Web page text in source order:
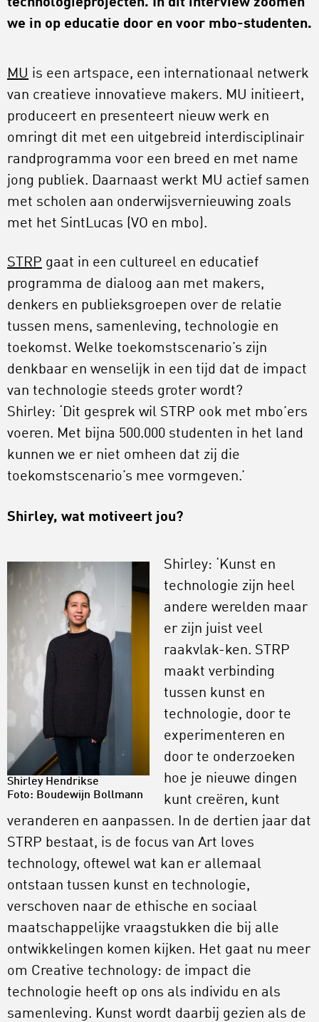
technologieprojecten. In dit interview zoomen
we in op educatie door en voor mbo-studenten.
MU is een artspace, een internationaal netwerk
van creatieve innovatieve makers. MU initieert,
produceert en presenteert nieuw werk en
omringt dit met een uitgebreid interdisciplinair
randprogramma voor een breed en met name
jong publiek. Daarnaast werkt MU actief samen
met scholen aan onderwijsvernieuwing zoals
met het SintLucas (VO en mbo).
STRP gaat in een cultureel en educatief
programma de dialoog aan met makers,
denkers en publieksgroepen over de relatie
tussen mens, samenleving, technologie en
toekomst. Welke toekomstscenario’s zijn
denkbaar en wenselijk in een tijd dat de impact
van technologie steeds groter wordt?
Shirley: ‘Dit gesprek wil STRP ook met mbo’ers
voeren. Met bijna 500.000 studenten in het land
kunnen we er niet omheen dat zij die
toekomstscenario’s mee vormgeven.’
Shirley, wat motiveert jou?
Shirley Hendrikse
Foto: Boudewijn Bollmann
Shirley: ‘Kunst en
technologie zijn heel
andere werelden maar
er zijn juist veel
raakvlak-ken. STRP
maakt verbinding
tussen kunst en
technologie, door te
experimenteren en
door te onderzoeken
hoe je nieuwe dingen
kunt creëren, kunt
veranderen en aanpassen. In de dertien jaar dat
STRP bestaat, is de focus van Art loves
technology, oftewel wat kan er allemaal
ontstaan tussen kunst en technologie,
verschoven naar de ethische en sociaal
maatschappelijke vraagstukken die bij alle
ontwikkelingen komen kijken. Het gaat nu meer
om Creative technology: de impact die
technologie heeft op ons als individu en als
samenleving. Kunst wordt daarbij gezien als de